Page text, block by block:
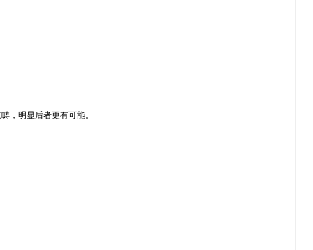
，明显后者更有可能。